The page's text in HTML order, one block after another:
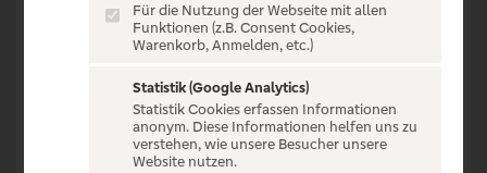
VERANSTALTUNG NICHT
GEFUNDEN
Für die Nutzung der Webseite mit allen
Funktionen (z.B. Consent Cookies,
Warenkorb, Anmelden, etc.)
Statistik (Google Analytics)
Statistik Cookies erfassen Informationen
anonym. Diese Informationen helfen uns zu
verstehen, wie unsere Besucher unsere
Website nutzen.